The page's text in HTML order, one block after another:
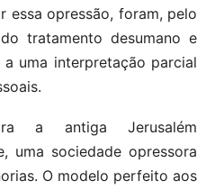
essa opressão, foram, pelo
tratamento desumano e
uma interpretação parcial
a antiga Jerusalém
uma sociedade opressora
O modelo perfeito aos